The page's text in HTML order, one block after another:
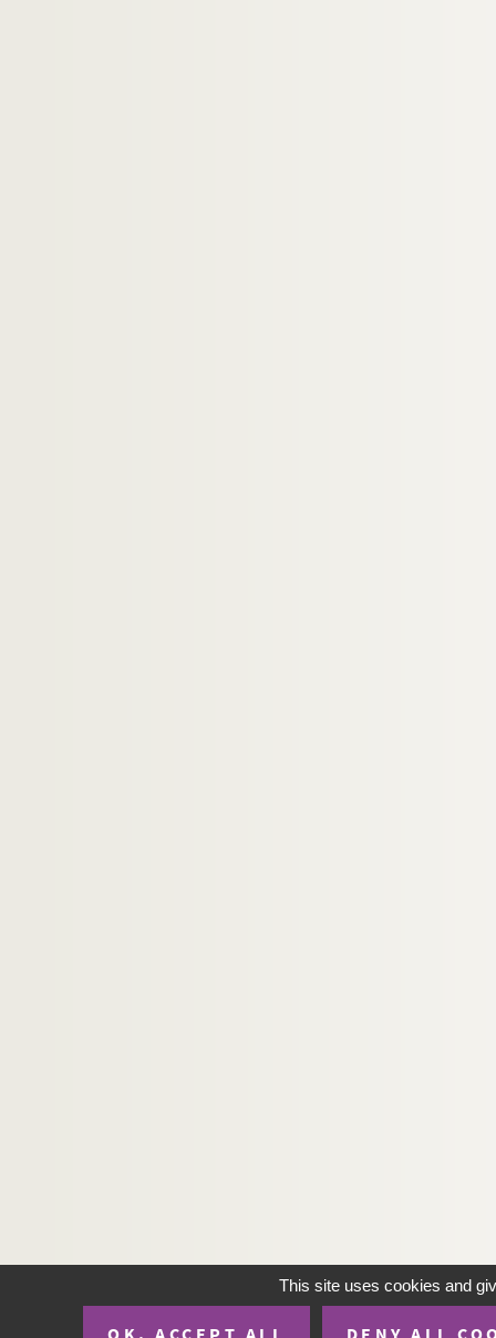
This site uses cookies and
OK, ACCEPT ALL DENY ALL